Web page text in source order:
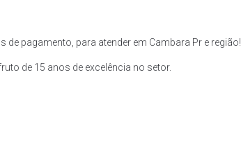
pagamento, para atender em Cambara Pr e região!
de 15 anos de excelência no setor.